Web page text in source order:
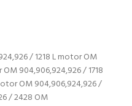
/ 1218 L motor OM
904,906,924,926 / 1718
OM 904,906,924,926 /
/ 2428 OM